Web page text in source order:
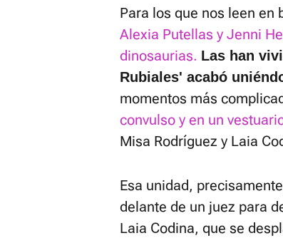
Para los que nos leen en
Alexia Putellas y Jenni
dinosaurias. Las han
Rubiales' acabó
momentos más
convulso y en un
Misa Rodríguez y Laia
Esa unidad,
delante de un juez para
Laia Codina, que se